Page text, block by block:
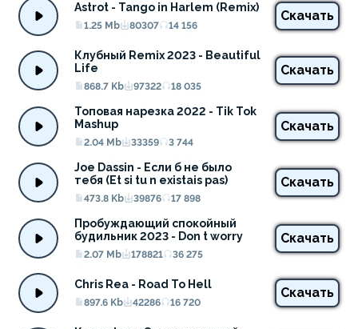
Astrot - Tango in Harlem (Remix)
1.25 Mb 80307 14 156
Скачать
Клубный Remix 2023 - Beautiful
Life
868.7 Kb 97322 18 035
Скачать
Топовая нарезка 2022 - Tik Tok
Mashup
2.04 Mb 33359 3 744
Скачать
Joe Dassin - Если б не было
тебя (Et si tu n existais pas)
473.8 Kb 39876 17 898
Скачать
Пробуждающий спокойный
будильник 2023 - Don t worry
2.07 Mb 178821 36 275
Скачать
Chris Rea - Road To Hell
897.6 Kb 42286 16 720
Скачать